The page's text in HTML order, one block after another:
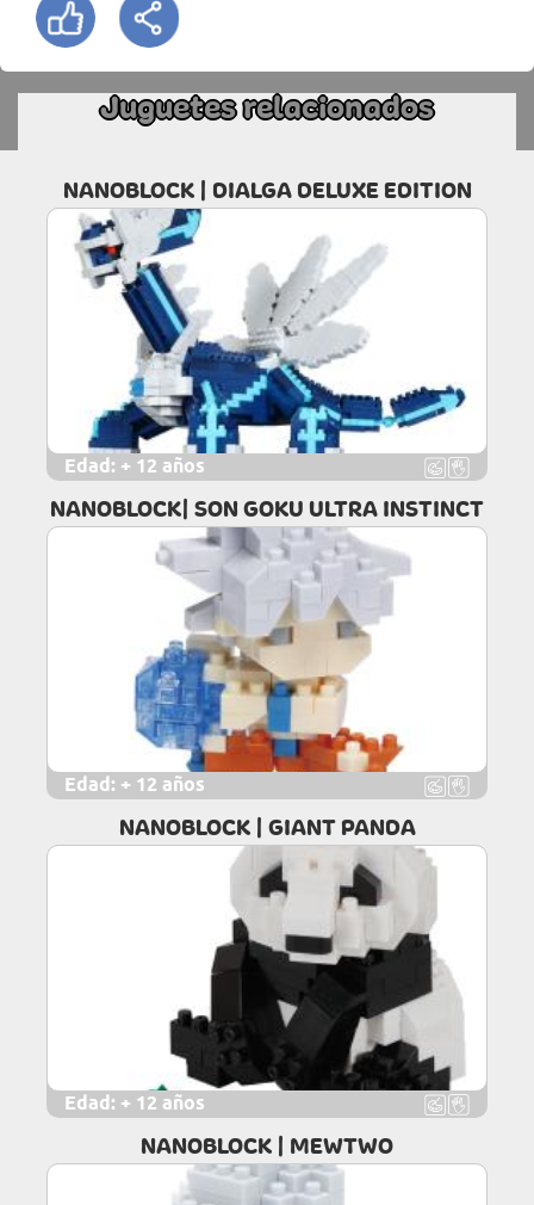
Juguetes relacionados
NANOBLOCK | DIALGA DELUXE EDITION
Edad: + 12 años
NANOBLOCK| SON GOKU ULTRA INSTINCT
Edad: + 12 años
NANOBLOCK | GIANT PANDA
Edad: + 12 años
NANOBLOCK | MEWTWO